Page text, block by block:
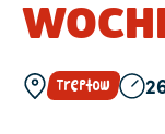
Treptow